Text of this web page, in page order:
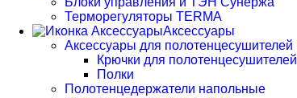
Терморегуляторы TERMA
Аксессуары
Аксессуары для полотенцесушителей
Крючки для полотенцесушителей
Полки
Полотенцедержатели напольные